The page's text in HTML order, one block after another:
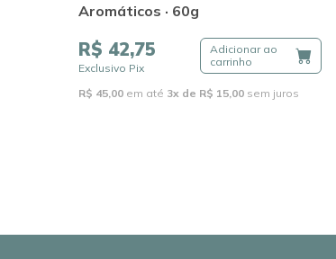
Aromáticos · 60g
R$ 42,75
Exclusivo Pix
Adicionar ao
carrinho
R$ 45,00 em até 3x de R$ 15,00 sem juros